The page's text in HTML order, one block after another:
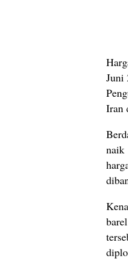
Juni
Iran
naik